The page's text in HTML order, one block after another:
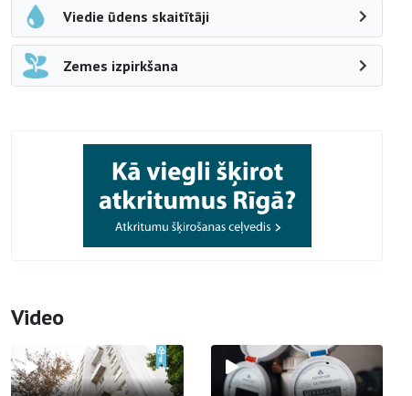
Viedie ūdens skaitītāji
Zemes izpirkšana
Video